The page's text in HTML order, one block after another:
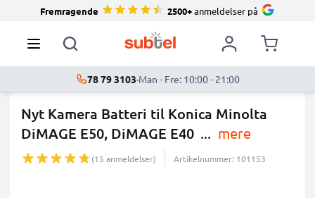
Fremragende 2500+anmeldelser på
78 79 3103·Man - Fre: 10:00 - 21:00
Nyt Kamera Batteri til Konica Minolta
DiMAGE E50, DiMAGE E40 ... mere
(15 anmeldelser) Artikelnummer: 101153